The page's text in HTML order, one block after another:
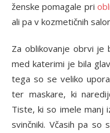
ženske pomagale pri
ali pa v kozmetičnih
Za oblikovanje obrvi je
med katerimi je bila
tega so se veliko
ter maskare, ki
Tiste, ki so imele manj
svinčniki. Včasih pa